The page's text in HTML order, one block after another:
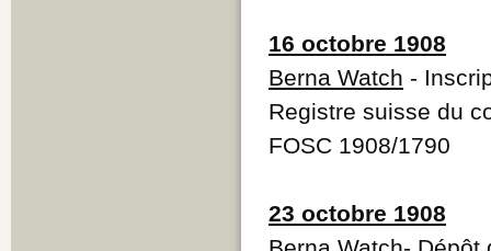
16 octobre 1908
Berna Watch -
Registre suisse du
FOSC 1908/1790
23 octobre 1908